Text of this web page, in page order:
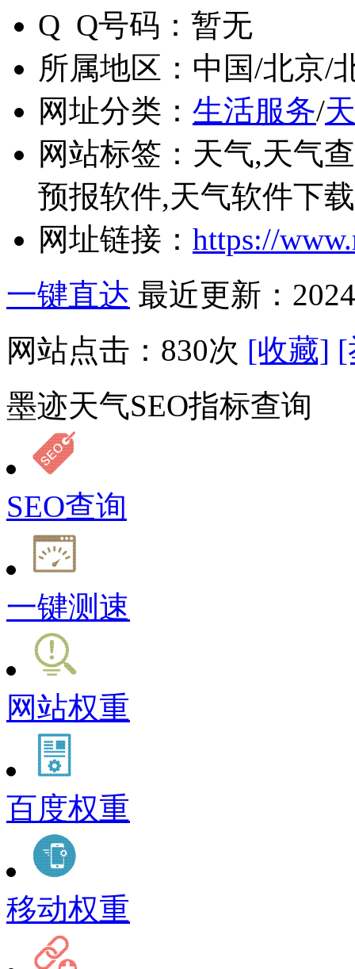
Q Q号码： 暂无
所属地区： 中国/北京/
网址分类： 生活服务/
网站标签： 天气,天气
预报软件,天气软件下载
网址链接： https://
一键直达 最近更新：
网站点击： 830次 [收藏] [
墨迹天气SEO指标查询
SEO查询
一键测速
网站权重
百度权重
移动权重